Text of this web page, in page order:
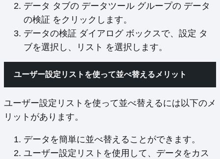
データ タブの データツール グループの データ
の検証 をクリックします。
データの検証 ダイアログ ボックスで、設定 タ
ブを選択し、リスト を選択します。
ユーザー設定リストを使って並べ替えるメリット
ユーザー設定リストを使って並べ替えるには以下のメ
リットがあります。
データを簡単に並べ替えることができます。
ユーザー設定リストを使用して、データをカス